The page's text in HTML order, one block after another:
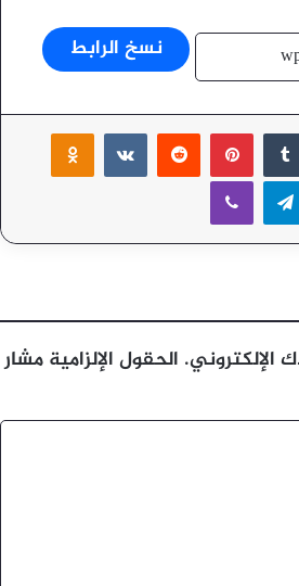
نسخ الرابط
بينتيريست
تيلقرامڤايبر
الإلكتروني. الحقول الإلزامية مشار